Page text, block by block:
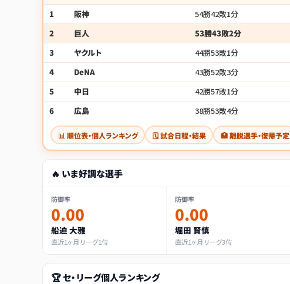
1 阪神 54勝42敗1分
2
巨人 53勝43敗2分
3
ヤクルト 44勝53敗1分
4
DeNA 43勝52敗3分
5
中日 42勝57敗1分
6
広島 38勝53敗4分
📊 順位表・個人ランキング 🗓 試合日程・結果 🏥 離脱選手・復帰予定
🔥 いま好調な選手
防御率
0.00
船迫 大雅
直近1ヶ月 リーグ1位
防御率
0.00
堀田 賢慎
直近1ヶ月 リーグ3位
🏆 セ・リーグ個人ランキング